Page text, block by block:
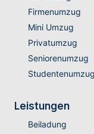
Firmenumzug
Mini Umzug
Privatumzug
Seniorenumzug
Studentenumzug
Leistungen
Beiladung